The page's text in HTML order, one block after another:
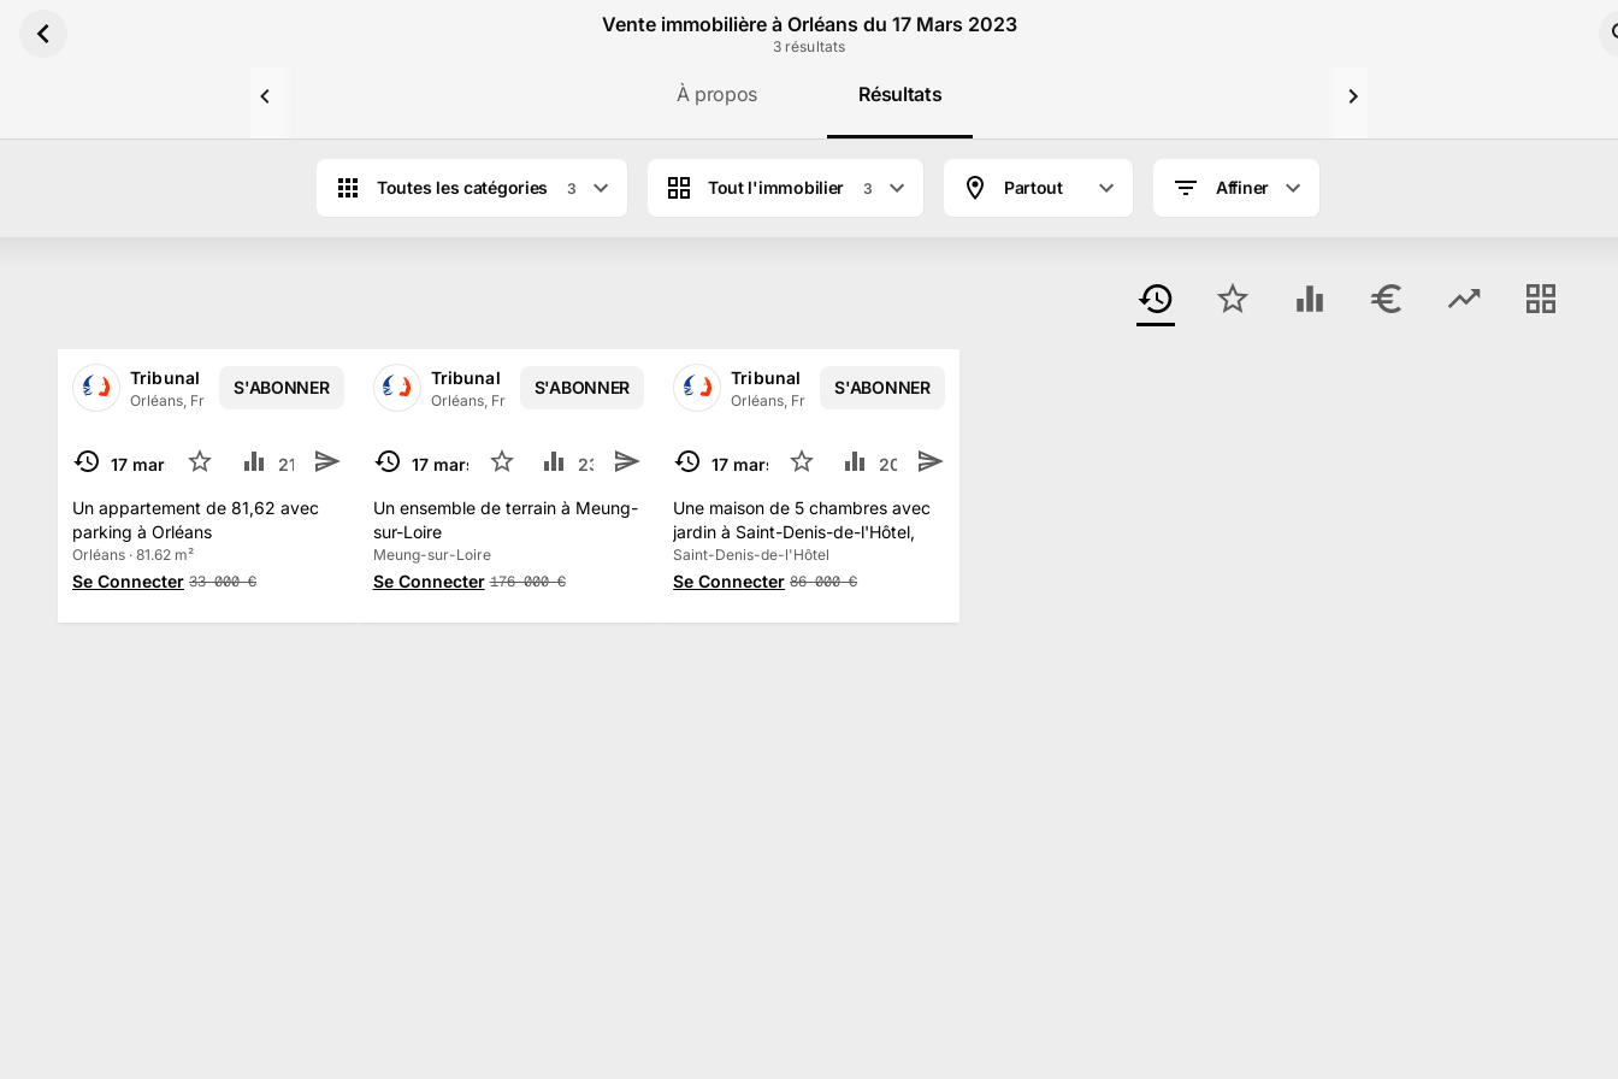
Vente immobilière à Orléans du 17 Mars 2023
3résultats
À propos Résultats
Toutes les catégories 3 Tout l'immobilier 3 Partout Affiner
Tribunal Judiciaire de ORLEANS
Orléans, France· 855abonnés
S'ABONNER
TERMINÉ17 mars 2023 21.8 k
Un appartement de 81,62 avec
parking à Orléans
Orléans · 81.62 m²
Se Connecter 33 000 €
Tribunal Judiciaire de ORLEANS
Orléans, France·855abonnés
S'ABONNER
TERMINÉ17 mars 2023 23.1 k
Un ensemble de terrain à Meung-
sur-Loire
Meung-sur-Loire
Se Connecter 176 000 €
Tribunal Judiciaire de ORLEANS
Orléans, France·855abonnés
S'ABONNER
TERMINÉ17 mars 2023 20.2 k
Une maison de 5 chambres avec
jardin à Saint-Denis-de-l'Hôtel,
Saint-Denis-de-l'Hôtel
Se Connecter 86 000 €